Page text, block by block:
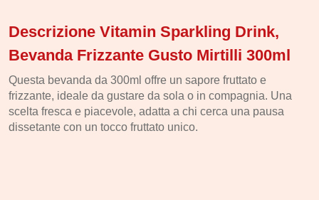
Descrizione Vitamin Sparkling Drink,
Bevanda Frizzante Gusto Mirtilli 300ml
Questa bevanda da 300ml offre un sapore fruttato e
frizzante, ideale da gustare da sola o in compagnia. Una
scelta fresca e piacevole, adatta a chi cerca una pausa
dissetante con un tocco fruttato unico.